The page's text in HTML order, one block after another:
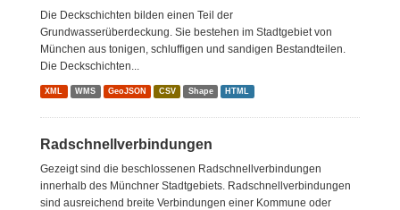
Die Deckschichten bilden einen Teil der
Grundwasserüberdeckung. Sie bestehen im Stadtgebiet von
München aus tonigen, schluffigen und sandigen Bestandteilen.
Die Deckschichten...
XML WMS GeoJSON CSV Shape HTML
Radschnellverbindungen
Gezeigt sind die beschlossenen Radschnellverbindungen
innerhalb des Münchner Stadtgebiets. Radschnellverbindungen
sind ausreichend breite Verbindungen einer Kommune oder